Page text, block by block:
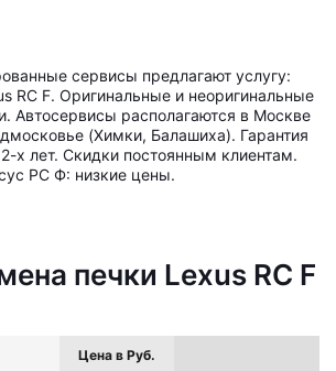
сервисы предлагают услугу:
RC F. Оригинальные и неоригинальные
Автосервисы располагаются в Москве
(Химки, Балашиха). Гарантия
х лет. Скидки постоянным клиентам.
РС Ф: низкие цены.
печки Lexus RC F
Цена в Руб.